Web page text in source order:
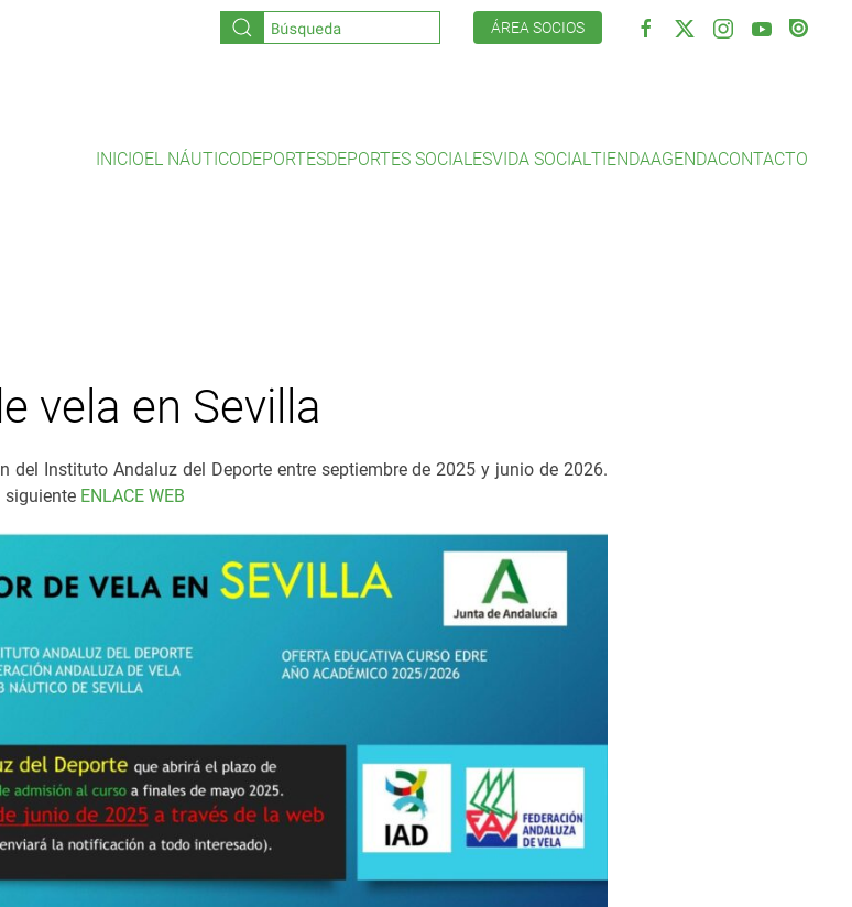
ÁREA SOCIOS
INICIOEL NÁUTICODEPORTESDEPORTES SOCIALESVIDA SOCIALTIENDAAGENDACONTACTO
vela en Sevilla
del Instituto Andaluz del Deporte entre septiembre de 2025 y junio de 2026.
siguiente ENLACE WEB